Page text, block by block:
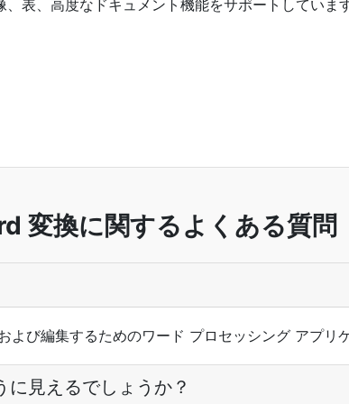
表、高度なドキュメント機能をサポートしています
変換に関するよくある質問
び編集するためのワード プロセッシング アプリケ
見えるでしょうか？